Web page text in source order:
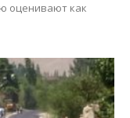
оценивают как